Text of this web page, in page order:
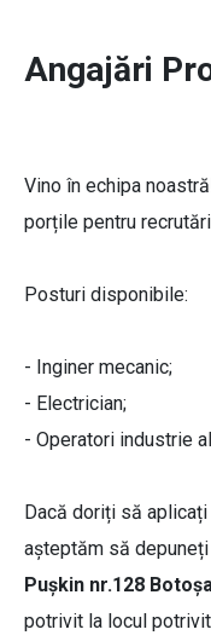
Angajări
Vino în echipa
porțile pentru
Posturi disponibile:
- Inginer mecanic;
- Electrician;
- Operatori industrie
Dacă doriți să
așteptăm să
Pușkin nr.128
potrivit la locul